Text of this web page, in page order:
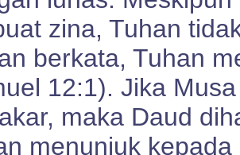
zina, Tuhan
berkata, Tuhan
12:1). Jika
maka Daud
menunjuk